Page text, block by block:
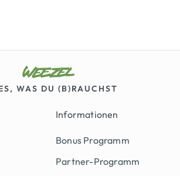
WAS DU (B)RAUCHST
Informationen
Bonus Programm
Partner-Programm